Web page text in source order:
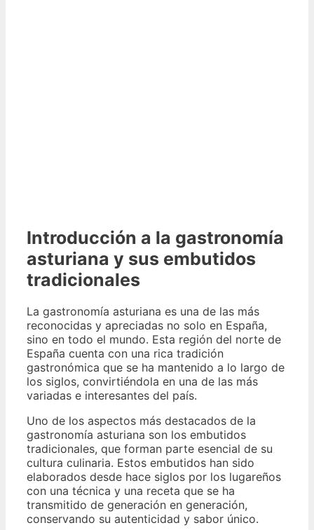
Introducción a la gastronomía
asturiana y sus embutidos
tradicionales
La gastronomía asturiana es una de las más
reconocidas y apreciadas no solo en España,
sino en todo el mundo. Esta región del norte de
España cuenta con una rica tradición
gastronómica que se ha mantenido a lo largo de
los siglos, convirtiéndola en una de las más
variadas e interesantes del país.
Uno de los aspectos más destacados de la
gastronomía asturiana son los embutidos
tradicionales, que forman parte esencial de su
cultura culinaria. Estos embutidos han sido
elaborados desde hace siglos por los lugareños
con una técnica y una receta que se ha
transmitido de generación en generación,
conservando su autenticidad y sabor único.